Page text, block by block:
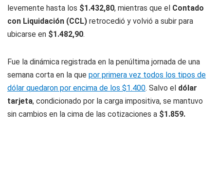
levemente hasta los $1.432,80, mientras que el Contado
con Liquidación (CCL) retrocedió y volvió a subir para
ubicarse en $1.482,90.
Fue la dinámica registrada en la penúltima jornada de una
semana corta en la que por primera vez todos los tipos de
dólar quedaron por encima de los $1.400. Salvo el dólar
tarjeta, condicionado por la carga impositiva, se mantuvo
sin cambios en la cima de las cotizaciones a $1.859.